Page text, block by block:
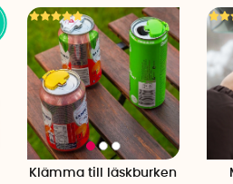
Klämma till läskburken